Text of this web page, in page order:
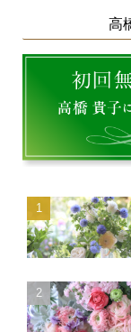
高